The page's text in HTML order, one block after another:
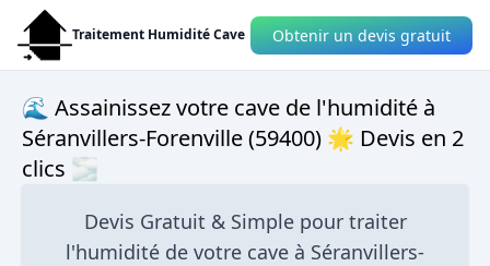
Traitement Humidité Cave Obtenir un devis gratuit
🌊 Assainissez votre cave de l'humidité à
Séranvillers-Forenville (59400) 🌟 Devis en 2
clics 🌫
Devis Gratuit & Simple pour traiter
l'humidité de votre cave à Séranvillers-